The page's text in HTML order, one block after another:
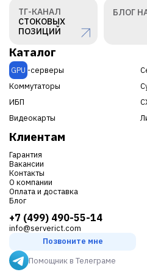
ТГ-КАНАЛ
СТОКОВЫХ
ПОЗИЦИЙ
БЛОГ
Каталог
GPU -серверы
Коммутаторы
ИБП
Видеокарты
Клиентам
Гарантия
Вакансии
Контакты
О компании
Оплата и доставка
Блог
+7 (499) 490-55-14
info@serverict.com
Позвоните мне
Помощник в Телеграме